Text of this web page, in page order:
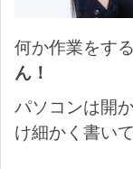
何か作業をする
ん！
パソコンは開
け細かく書い